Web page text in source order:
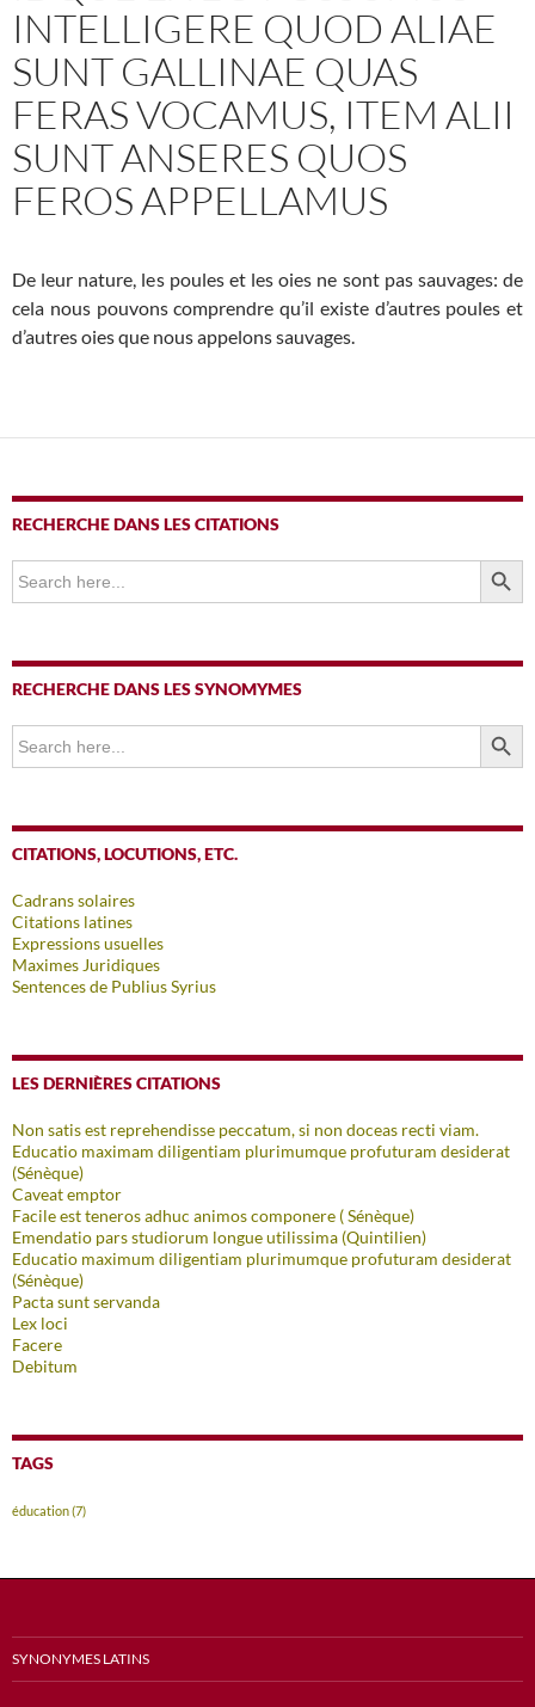
INTELLIGERE QUOD ALIAE
SUNT GALLINAE QUAS
FERAS VOCAMUS, ITEM ALII
SUNT ANSERES QUOS
FEROS APPELLAMUS
De leur nature, les poules et les oies ne sont pas sauvages: de
cela nous pouvons comprendre qu’il existe d’autres poules et
d’autres oies que nous appelons sauvages.
RECHERCHE DANS LES CITATIONS
Search
for:
SEARCH
RECHERCHE DANS LES SYNOMYMES
Search
for:
SEARCH
CITATIONS, LOCUTIONS, ETC.
Cadrans solaires
Citations latines
Expressions usuelles
Maximes Juridiques
Sentences de Publius Syrius
LES DERNIÈRES CITATIONS
Non satis est reprehendisse peccatum, si non doceas recti viam.
Educatio maximam diligentiam plurimumque profuturam desiderat
(Sénèque)
Caveat emptor
Facile est teneros adhuc animos componere ( Sénèque)
Emendatio pars studiorum longue utilissima (Quintilien)
Educatio maximum diligentiam plurimumque profuturam desiderat
(Sénèque)
Pacta sunt servanda
Lex loci
Facere
Debitum
TAGS
éducation(7)
SYNONYMES LATINS